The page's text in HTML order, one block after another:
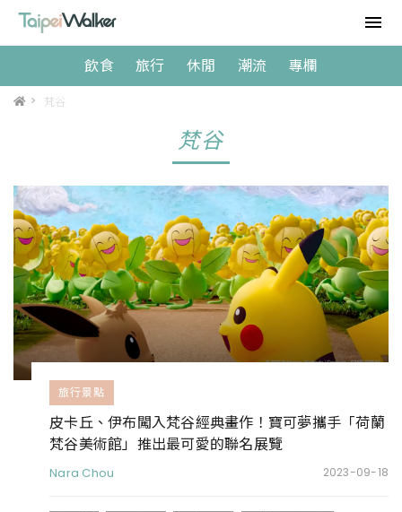
飲食 旅行 休閒 潮流 專欄
> 梵谷
梵谷
旅行景點
皮卡丘、伊布闖入梵谷經典畫作！寶可夢攜手「荷蘭
梵谷美術館」推出最可愛的聯名展覽
Nara Chou 2023-09-18